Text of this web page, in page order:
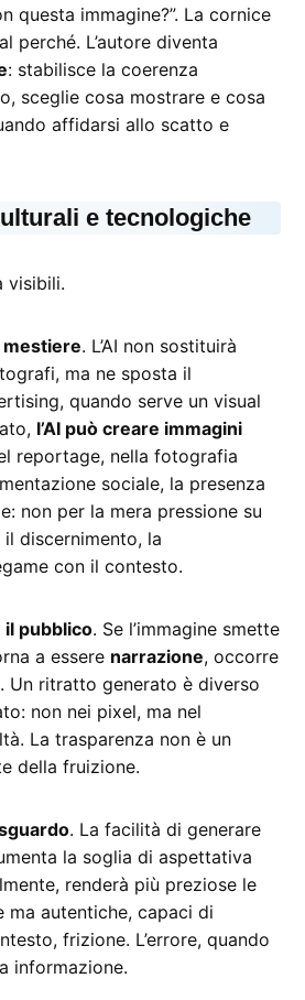
questa immagine?”. La cornice
perché. L’autore diventa
: stabilisce la coerenza
sceglie cosa mostrare e cosa
affidarsi allo scatto e
e tecnologiche
visibili.
mestiere. L’AI non sostituirà
ma ne sposta il
quando serve un visual
l’AI può creare immagini
reportage, nella fotografia
sociale, la presenza
non per la mera pressione su
discernimento, la
con il contesto.
il pubblico. Se l’immagine smette
a essere narrazione, occorre
Un ritratto generato è diverso
non nei pixel, ma nel
La trasparenza non è un
della fruizione.
. La facilità di generare
la soglia di aspettativa
renderà più preziose le
ma autentiche, capaci di
frizione. L’errore, quando
informazione.